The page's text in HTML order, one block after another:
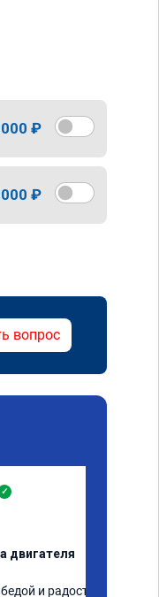
₽
₽
вопрос
✓
двигателя
и радостью.